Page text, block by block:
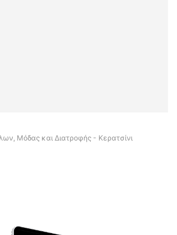
Μόδας και Διατροφής - Κερατσίνι